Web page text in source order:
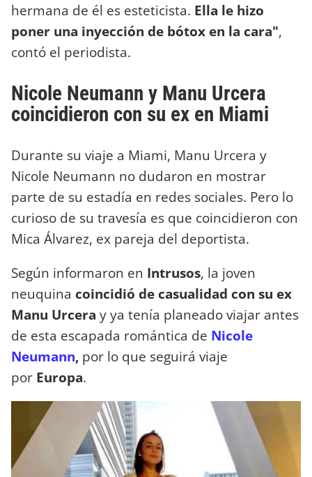
hermana de él es esteticista. Ella le hizo
poner una inyección de bótox en la cara",
contó el periodista.
Nicole Neumann y Manu Urcera
coincidieron con su ex en Miami
Durante su viaje a Miami, Manu Urcera y
Nicole Neumann no dudaron en mostrar
parte de su estadía en redes sociales. Pero lo
curioso de su travesía es que coincidieron con
Mica Álvarez, ex pareja del deportista.
Según informaron en Intrusos, la joven
neuquina coincidió de casualidad con su ex
Manu Urcera y ya tenía planeado viajar antes
de esta escapada romántica de Nicole
Neumann, por lo que seguirá viaje
por Europa.